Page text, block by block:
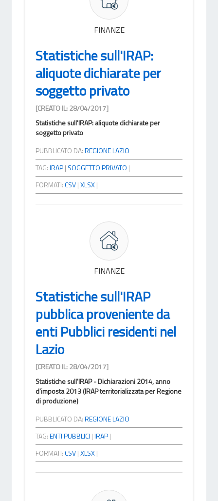
FINANZE
Statistiche sull'IRAP:
aliquote dichiarate per
soggetto privato
[CREATO IL: 28/04/2017]
Statistiche sull'IRAP: aliquote dichiarate per
soggetto privato
PUBBLICATO DA:REGIONE LAZIO
TAG:IRAP| SOGGETTO PRIVATO |
FORMATI:CSV|XLSX|
FINANZE
Statistiche sull'IRAP
pubblica proveniente da
enti Pubblici residenti nel
Lazio
[CREATO IL: 28/04/2017]
Statistiche sull'IRAP - Dichiarazioni 2014, anno
d'imposta 2013 (IRAP territorializzata per Regione
di produzione)
PUBBLICATO DA:REGIONE LAZIO
TAG:ENTI PUBBLICI |IRAP|
FORMATI:CSV|XLSX|